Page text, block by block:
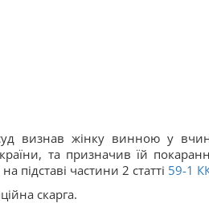
визнав жінку винною у
та призначив їй
підставі частини 2 статті 59-1
скарга.